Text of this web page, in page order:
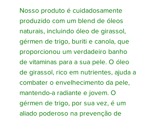
Nosso produto é cuidadosamente
produzido com um blend de óleos
naturais, incluindo óleo de girassol,
gérmen de trigo, buriti e canola, que
proporcionou um verdadeiro banho
de vitaminas para a sua pele. O óleo
de girassol, rico em nutrientes, ajuda a
combater o envelhecimento da pele,
mantendo-a radiante e jovem. O
gérmen de trigo, por sua vez, é um
aliado poderoso na prevenção de